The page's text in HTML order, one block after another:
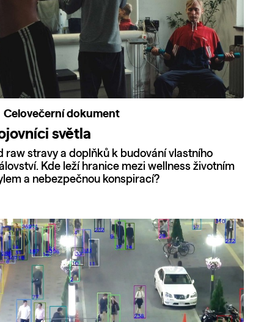
Celovečerní dokument
světla
raw stravy a doplňků k budování vlastního
Kde leží hranice mezi wellness životním
a nebezpečnou konspirací?